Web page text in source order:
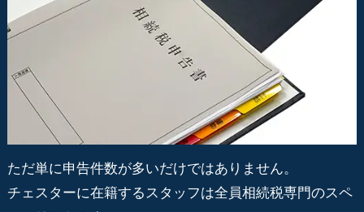
ただ単に申告件数が多いだけではありません。
チェスターに在籍するスタッフは全員相続税専門のスペ